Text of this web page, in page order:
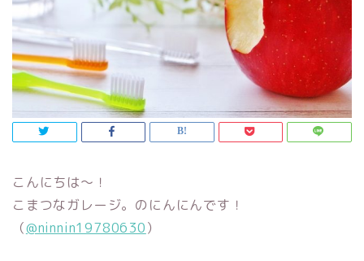
こんにちは～！
こまつなガレージ。のにんにんです！
（@ninnin19780630）